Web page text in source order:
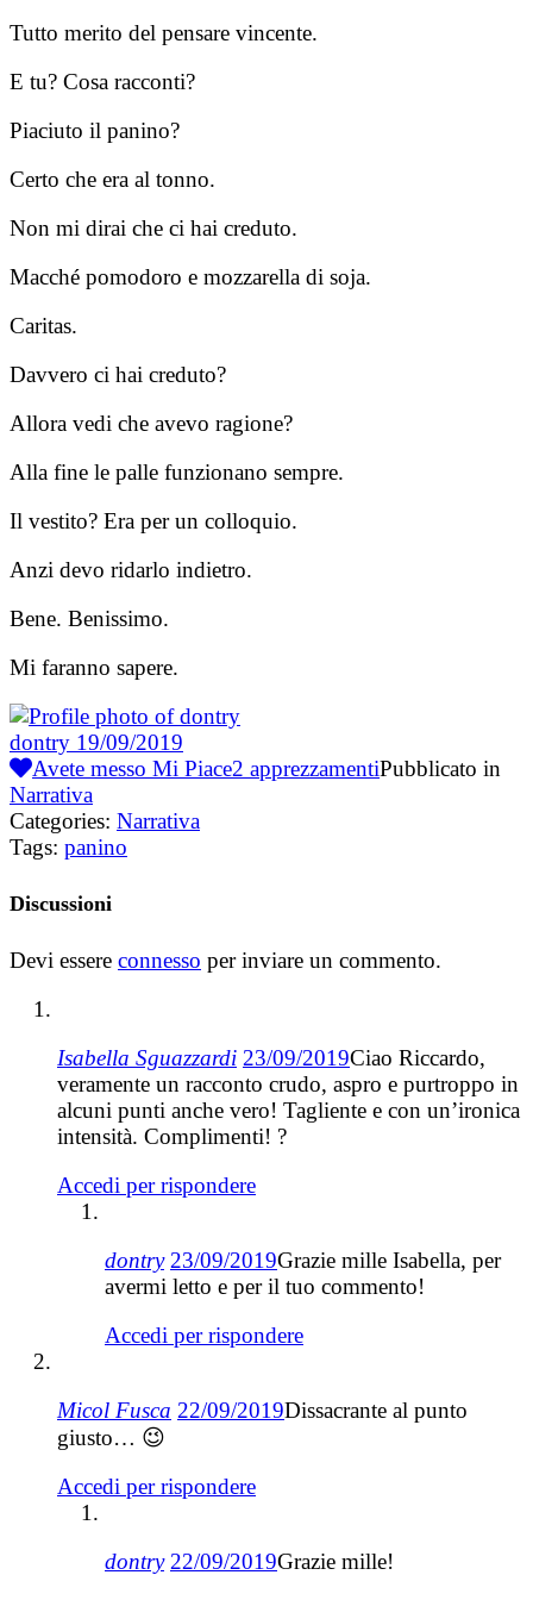
Tutto merito del pensare vincente.
E tu? Cosa racconti?
Piaciuto il panino?
Certo che era al tonno.
Non mi dirai che ci hai creduto.
Macché pomodoro e mozzarella di soja.
Caritas.
Davvero ci hai creduto?
Allora vedi che avevo ragione?
Alla fine le palle funzionano sempre.
Il vestito? Era per un colloquio.
Anzi devo ridarlo indietro.
Bene. Benissimo.
Mi faranno sapere.
dontry 19/09/2019
Avete messo Mi Piace2 apprezzamentiPubblicato in
Narrativa
Categories: Narrativa
Tags: panino
Discussioni
Devi essere connesso per inviare un commento.
Isabella Sguazzardi 23/09/2019Ciao Riccardo,
veramente un racconto crudo, aspro e purtroppo in
alcuni punti anche vero! Tagliente e con un’ironica
intensità. Complimenti! ?
Accedi per rispondere
dontry 23/09/2019Grazie mille Isabella, per
avermi letto e per il tuo commento!
Accedi per rispondere
Micol Fusca 22/09/2019Dissacrante al punto
giusto… 😉
Accedi per rispondere
dontry 22/09/2019Grazie mille!